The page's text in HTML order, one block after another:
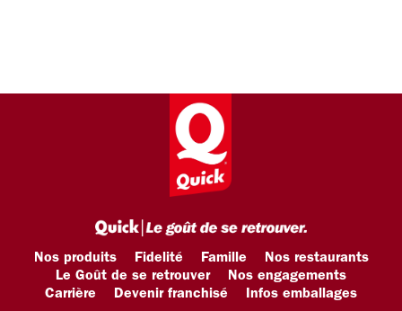
Nos produits Fidelité Famille
Nos restaurants
Le Goût de se retrouver
Nos engagements
Carrière
Devenir franchisé Infos emballages